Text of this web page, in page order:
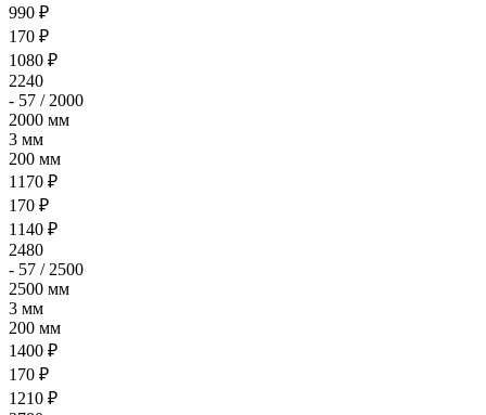
990 ₽
170 ₽
1080 ₽
2240
- 57 / 2000
2000 мм
3 мм
200 мм
1170 ₽
170 ₽
1140 ₽
2480
- 57 / 2500
2500 мм
3 мм
200 мм
1400 ₽
170 ₽
1210 ₽